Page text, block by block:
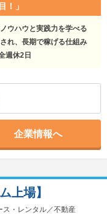
！」
ウハウと実践力を学べる
れ、長期で稼げる仕組み
週休2日
企業情報へ
ス・レンタル／不動産
上場】